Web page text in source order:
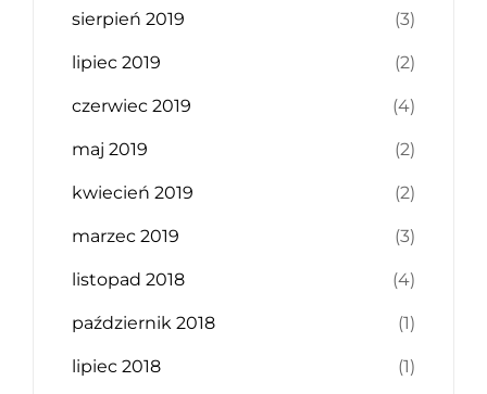
sierpień 2019 (3)
lipiec 2019 (2)
czerwiec 2019 (4)
maj 2019 (2)
kwiecień 2019 (2)
marzec 2019 (3)
listopad 2018 (4)
październik 2018 (1)
lipiec 2018 (1)